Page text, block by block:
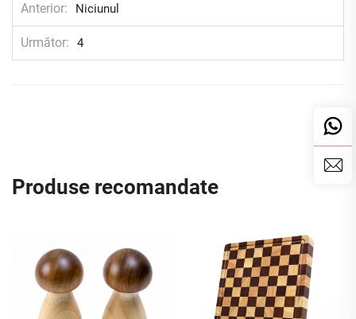
Anterior Niciunul
Următor 4
Produse recomandate